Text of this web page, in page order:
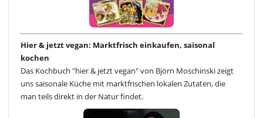
Hier & jetzt vegan: Marktfrisch einkaufen, saisonal
kochen
Das Kochbuch "hier & jetzt vegan" von Björn Moschinski zeigt
uns saisonale Küche mit marktfrischen lokalen Zutaten, die
man teils direkt in der Natur findet.